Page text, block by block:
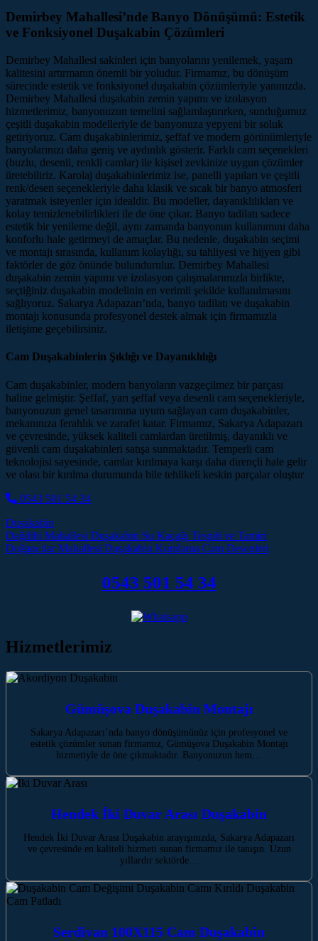
Demirbey Mahallesi’nde Banyo Dönüşümü: Estetik
ve Fonksiyonel Duşakabin Çözümleri
Demirbey Mahallesi sakinleri için banyolarını yenilemek, yaşam
kalitesini artırmanın önemli bir yoludur. Firmamız, bu dönüşüm
sürecinde estetik ve fonksiyonel duşakabin çözümleriyle yanınızda.
Demirbey Mahallesi duşakabin zemin yapımı ve izolasyon
hizmetlerimiz, banyonuzun temelini sağlamlaştırırken, sunduğumuz
çeşitli duşakabin modelleriyle de banyonuza yepyeni bir soluk
getiriyoruz. Cam duşakabinlerimiz, şeffaf ve modern görünümleriyle
banyolarınızı daha geniş ve aydınlık gösterir. Farklı cam seçenekleri
(buzlu, desenli, renkli camlar) ile kişisel zevkinize uygun çözümler
üretebiliriz. Karolaj duşakabinlerimiz ise, panelli yapıları ve çeşitli
renk/desen seçenekleriyle daha klasik ve sıcak bir banyo atmosferi
yaratmak isteyenler için idealdir. Bu modeller, dayanıklılıkları ve
kolay temizlenebilirlikleri ile de öne çıkar. Banyo tadilatı sadece
estetik bir yenileme değil, aynı zamanda banyonun kullanımını daha
konforlu hale getirmeyi de amaçlar. Bu nedenle, duşakabin seçimi
ve montajı sırasında, kullanım kolaylığı, su tahliyesi ve hijyen gibi
faktörler de göz önünde bulundurulur. Demirbey Mahallesi
duşakabin zemin yapımı ve izolasyon çalışmalarımızla birlikte,
seçtiğiniz duşakabin modelinin en verimli şekilde kullanılmasını
sağlıyoruz. Sakarya Adapazarı’nda, banyo tadilatı ve duşakabin
montajı konusunda profesyonel destek almak için firmamızla
iletişime geçebilirsiniz.
Cam Duşakabinlerin Şıklığı ve Dayanıklılığı
Cam duşakabinler, modern banyoların vazgeçilmez bir parçası
haline gelmiştir. Şeffaf, yarı şeffaf veya desenli cam seçenekleriyle,
banyonuzun genel tasarımına uyum sağlayan cam duşakabinler,
mekanınıza ferahlık ve zarafet katar. Firmamız, Sakarya Adapazarı
ve çevresinde, yüksek kaliteli camlardan üretilmiş, dayanıklı ve
güvenli cam duşakabinleri satışa sunmaktadır. Temperli cam
teknolojisi sayesinde, camlar kırılmaya karşı daha dirençli hale gelir
ve olası bir kırılma durumunda bile tehlikeli keskin parçalar oluştur
0543 501 54 34
Duşakabin
Post navigation
Dağdibi Mahallesi Duşakabin Su Kaçağı Tespiti ve Tamiri
Doğancılar Mahallesi Duşakabin Kumlama Cam Desenleri
0543 501 54 34
Hizmetlerimiz
Gümüşova Duşakabin Montajı
Sakarya Adapazarı’nda banyo dönüşümünüz için profesyonel ve
estetik çözümler sunan firmamız, Gümüşova Duşakabin Montajı
hizmetiyle de öne çıkmaktadır. Banyonuzun hem…
Hendek İki Duvar Arası Duşakabin
Hendek İki Duvar Arası Duşakabin arayışınızda, Sakarya Adapazarı
ve çevresinde en kaliteli hizmeti sunan firmamız ile tanışın. Uzun
yıllardır sektörde…
Serdivan 100X115 Cam Duşakabin